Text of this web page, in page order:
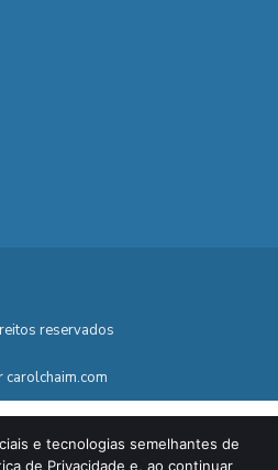
reservados
carolchaim.com
e tecnologias semelhantes de
de Privacidade e, ao continuar